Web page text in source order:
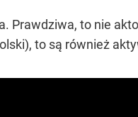
Prawdziwa, to nie
to są również